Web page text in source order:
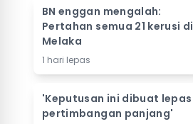
BN enggan mengalah:
Pertahan semua 21 kerusi di
Melaka
1 hari lepas
'Keputusan ini dibuat lepas
pertimbangan panjang'